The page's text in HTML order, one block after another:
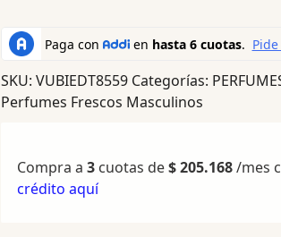
SKU: VUBIEDT8559 Categorías:
Perfumes Frescos Masculinos
Compra a 3cuotas de$205.168/mes
crédito aquí